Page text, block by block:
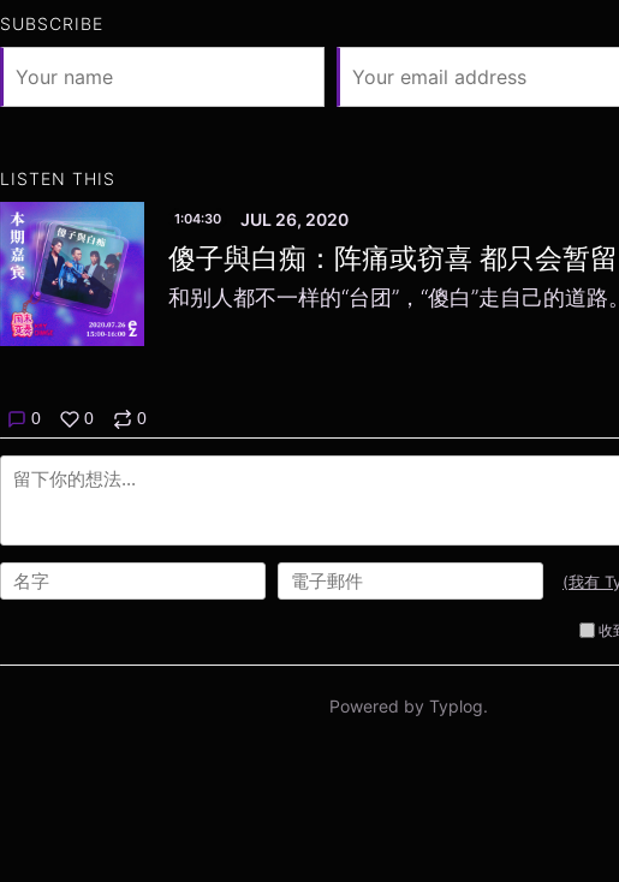
SUBSCRIBE
LISTEN THIS
1:04:30 JUL 26, 2020
傻子與白痴：阵痛或窃喜 都只会暂留
和别人都不一样的“台团”，“傻白”走自己的道路。